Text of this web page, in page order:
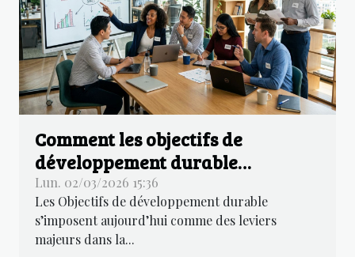
Comment les objectifs de
développement durable
influencent-ils les stratégies
d'entreprise ?
Lun. 02/03/2026 15:36
Les Objectifs de développement durable
s’imposent aujourd’hui comme des leviers
majeurs dans la...